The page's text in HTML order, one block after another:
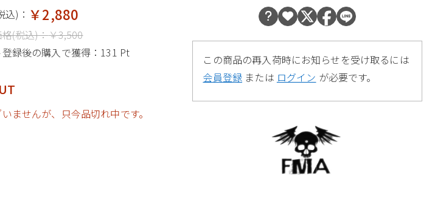
込)： ￥2,880
(税込)：￥3,500
録後の購入で獲得： 131 Pt
ませんが、只今品切れ中です。
この商品の再入荷時にお知らせを受け取るには
会員登録 または ログイン が必要です。